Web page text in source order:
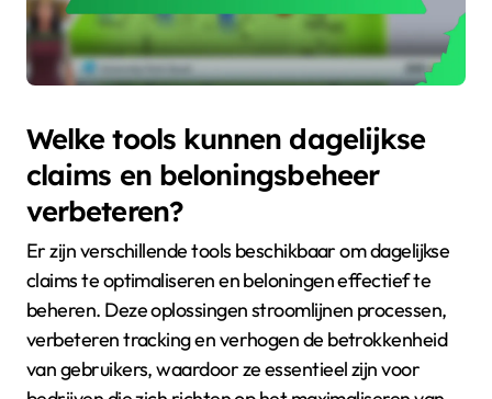
Welke tools kunnen dagelijkse
claims en beloningsbeheer
verbeteren?
Er zijn verschillende tools beschikbaar om dagelijkse
claims te optimaliseren en beloningen effectief te
beheren. Deze oplossingen stroomlijnen processen,
verbeteren tracking en verhogen de betrokkenheid
van gebruikers, waardoor ze essentieel zijn voor